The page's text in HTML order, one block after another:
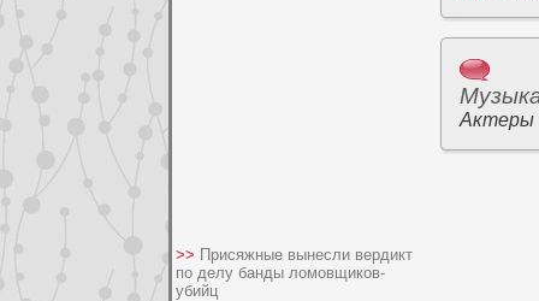
Актеры
>> Присяжные вынесли вердикт
по делу банды ломовщиков-
убийц